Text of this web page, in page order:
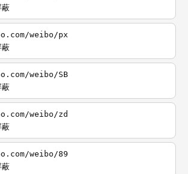
蔽
weibo/px
蔽
weibo/SB
蔽
weibo/zd
蔽
weibo/89
蔽